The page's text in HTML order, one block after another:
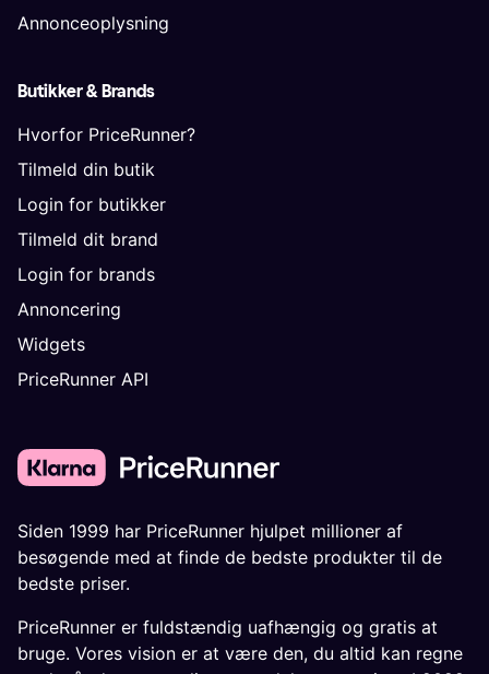
Annonceoplysning
Butikker & Brands
Hvorfor PriceRunner?
Tilmeld din butik
Login for butikker
Tilmeld dit brand
Login for brands
Annoncering
Widgets
PriceRunner API
Siden 1999 har PriceRunner hjulpet millioner af
besøgende med at finde de bedste produkter til de
bedste priser.
PriceRunner er fuldstændig uafhængig og gratis at
bruge. Vores vision er at være den, du altid kan regne